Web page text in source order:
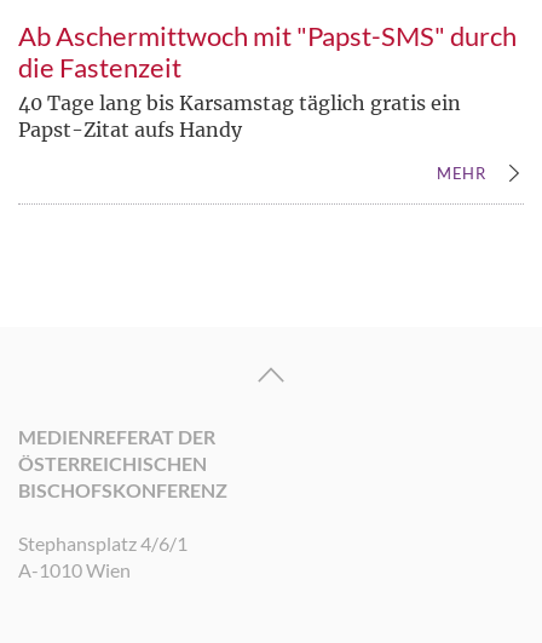
Ab Aschermittwoch mit "Papst-SMS" durch
die Fastenzeit
40 Tage lang bis Karsamstag täglich gratis ein
Papst-Zitat aufs Handy
MEHR
MEDIENREFERAT DER
ÖSTERREICHISCHEN
BISCHOFSKONFERENZ
Stephansplatz 4/6/1
A-1010 Wien